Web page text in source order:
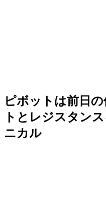
ピボットは前日
トとレジスタン
ニカル